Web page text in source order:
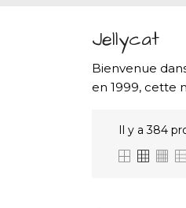
Jellycat
Bienvenue
en 1999, cette
Il y a 384